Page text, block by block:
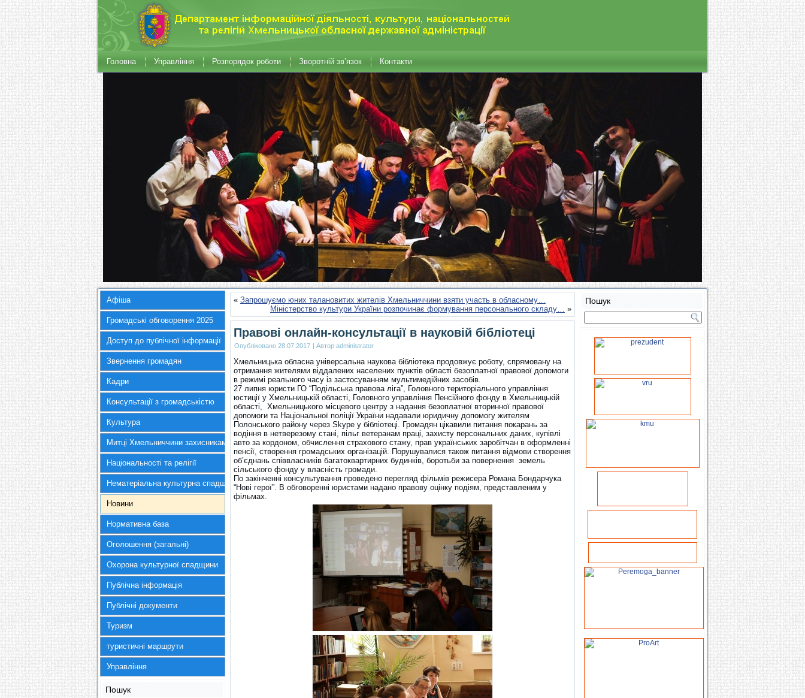
Головна Управління Розпорядок роботи Зворотній зв’язок Контакти
Афіша
Громадські обговорення 2025
Доступ до публічної інформації
Звернення громадян
Кадри
Консультації з громадськістю
Культура
Митці Хмельниччини захисникам України
Національності та релігії
Нематеріальна культурна спадщина
Новини
Нормативна база
Оголошення (загальні)
Охорона культурної спадщини
Публічна інформація
Публічні документи
Туризм
туристичні маршрути
Управління
Пошук
« Запрошуємо юних талановитих жителів Хмельниччини взяти участь в обласному…
Міністерство культури України розпочинає формування персонального складу… »
Правові онлайн-консультації в науковій бібліотеці
Опубліковано 28.07.2017 | Автор administrator
Хмельницька обласна універсальна наукова бібліотека продовжує роботу, спрямовану на
отримання жителями віддалених населених пунктів області безоплатної правової допомоги
в режимі реального часу із застосуванням мультимедійних засобів.
27 липня юристи ГО “Подільська правова ліга”, Головного територіального управління
юстиції у Хмельницькій області, Головного управління Пенсійного фонду в Хмельницькій
області, Хмельницького місцевого центру з надання безоплатної вторинної правової
допомоги та Національної поліції України надавали юридичну допомогу жителям
Полонського району через Skype у бібліотеці. Громадян цікавили питання покарань за
водіння в нетверезому стані, пільг ветеранам праці, захисту персональних даних, купівлі
авто за кордоном, обчислення страхового стажу, прав українських заробітчан в оформленні
пенсії, створення громадських організацій. Порушувалися також питання відмови створення
об’єднань співвласників багатоквартирних будинків, боротьби за повернення земель
сільського фонду у власність громади.
По закінченні консультування проведено перегляд фільмів режисера Романа Бондарчука
“Нові герої”. В обговоренні юристами надано правову оцінку подіям, представленим у
фільмах.
Пошук